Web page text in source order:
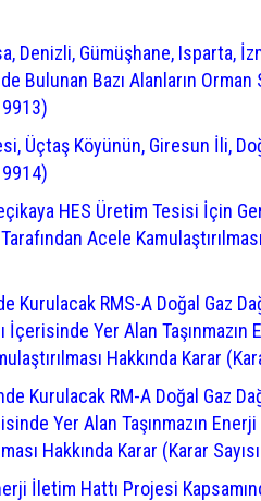
Denizli, Gümüşhane, Isparta,
Bazı Alanların Orman
9913)
Üçtaş Köyünün, Giresun İli,
9914)
HES Üretim Tesisi İçin
Acele
RMS-A Doğal Gaz
İçerisinde Yer Alan Taşınmazın
Hakkında Karar
Kurulacak RM-A Doğal Gaz
Yer Alan Taşınmazın
Hakkında Karar (Karar
İletim Hattı Projesi